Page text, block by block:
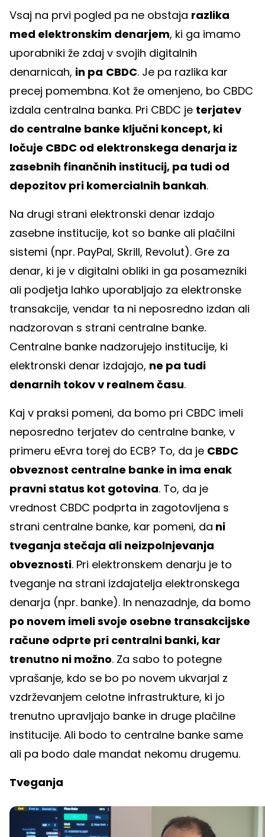
Vsaj na prvi pogled pa ne obstaja razlika
med elektronskim denarjem, ki ga imamo
uporabniki že zdaj v svojih digitalnih
denarnicah, in pa CBDC. Je pa razlika kar
precej pomembna. Kot že omenjeno, bo CBDC
izdala centralna banka. Pri CBDC je terjatev
do centralne banke ključni koncept, ki
ločuje CBDC od elektronskega denarja iz
zasebnih finančnih institucij, pa tudi od
depozitov pri komercialnih bankah.
Na drugi strani elektronski denar izdajo
zasebne institucije, kot so banke ali plačilni
sistemi (npr. PayPal, Skrill, Revolut). Gre za
denar, ki je v digitalni obliki in ga posamezniki
ali podjetja lahko uporabljajo za elektronske
transakcije, vendar ta ni neposredno izdan ali
nadzorovan s strani centralne banke.
Centralne banke nadzorujejo institucije, ki
elektronski denar izdajajo, ne pa tudi
denarnih tokov v realnem času.
Kaj v praksi pomeni, da bomo pri CBDC imeli
neposredno terjatev do centralne banke, v
primeru eEvra torej do ECB? To, da je CBDC
obveznost centralne banke in ima enak
pravni status kot gotovina. To, da je
vrednost CBDC podprta in zagotovljena s
strani centralne banke, kar pomeni, da ni
tveganja stečaja ali neizpolnjevanja
obveznosti. Pri elektronskem denarju je to
tveganje na strani izdajatelja elektronskega
denarja (npr. banke). In nenazadnje, da bomo
po novem imeli svoje osebne transakcijske
račune odprte pri centralni banki, kar
trenutno ni možno. Za sabo to potegne
vprašanje, kdo se bo po novem ukvarjal z
vzdrževanjem celotne infrastrukture, ki jo
trenutno upravljajo banke in druge plačilne
institucije. Ali bodo to centralne banke same
ali pa bodo dale mandat nekomu drugemu.
Tveganja